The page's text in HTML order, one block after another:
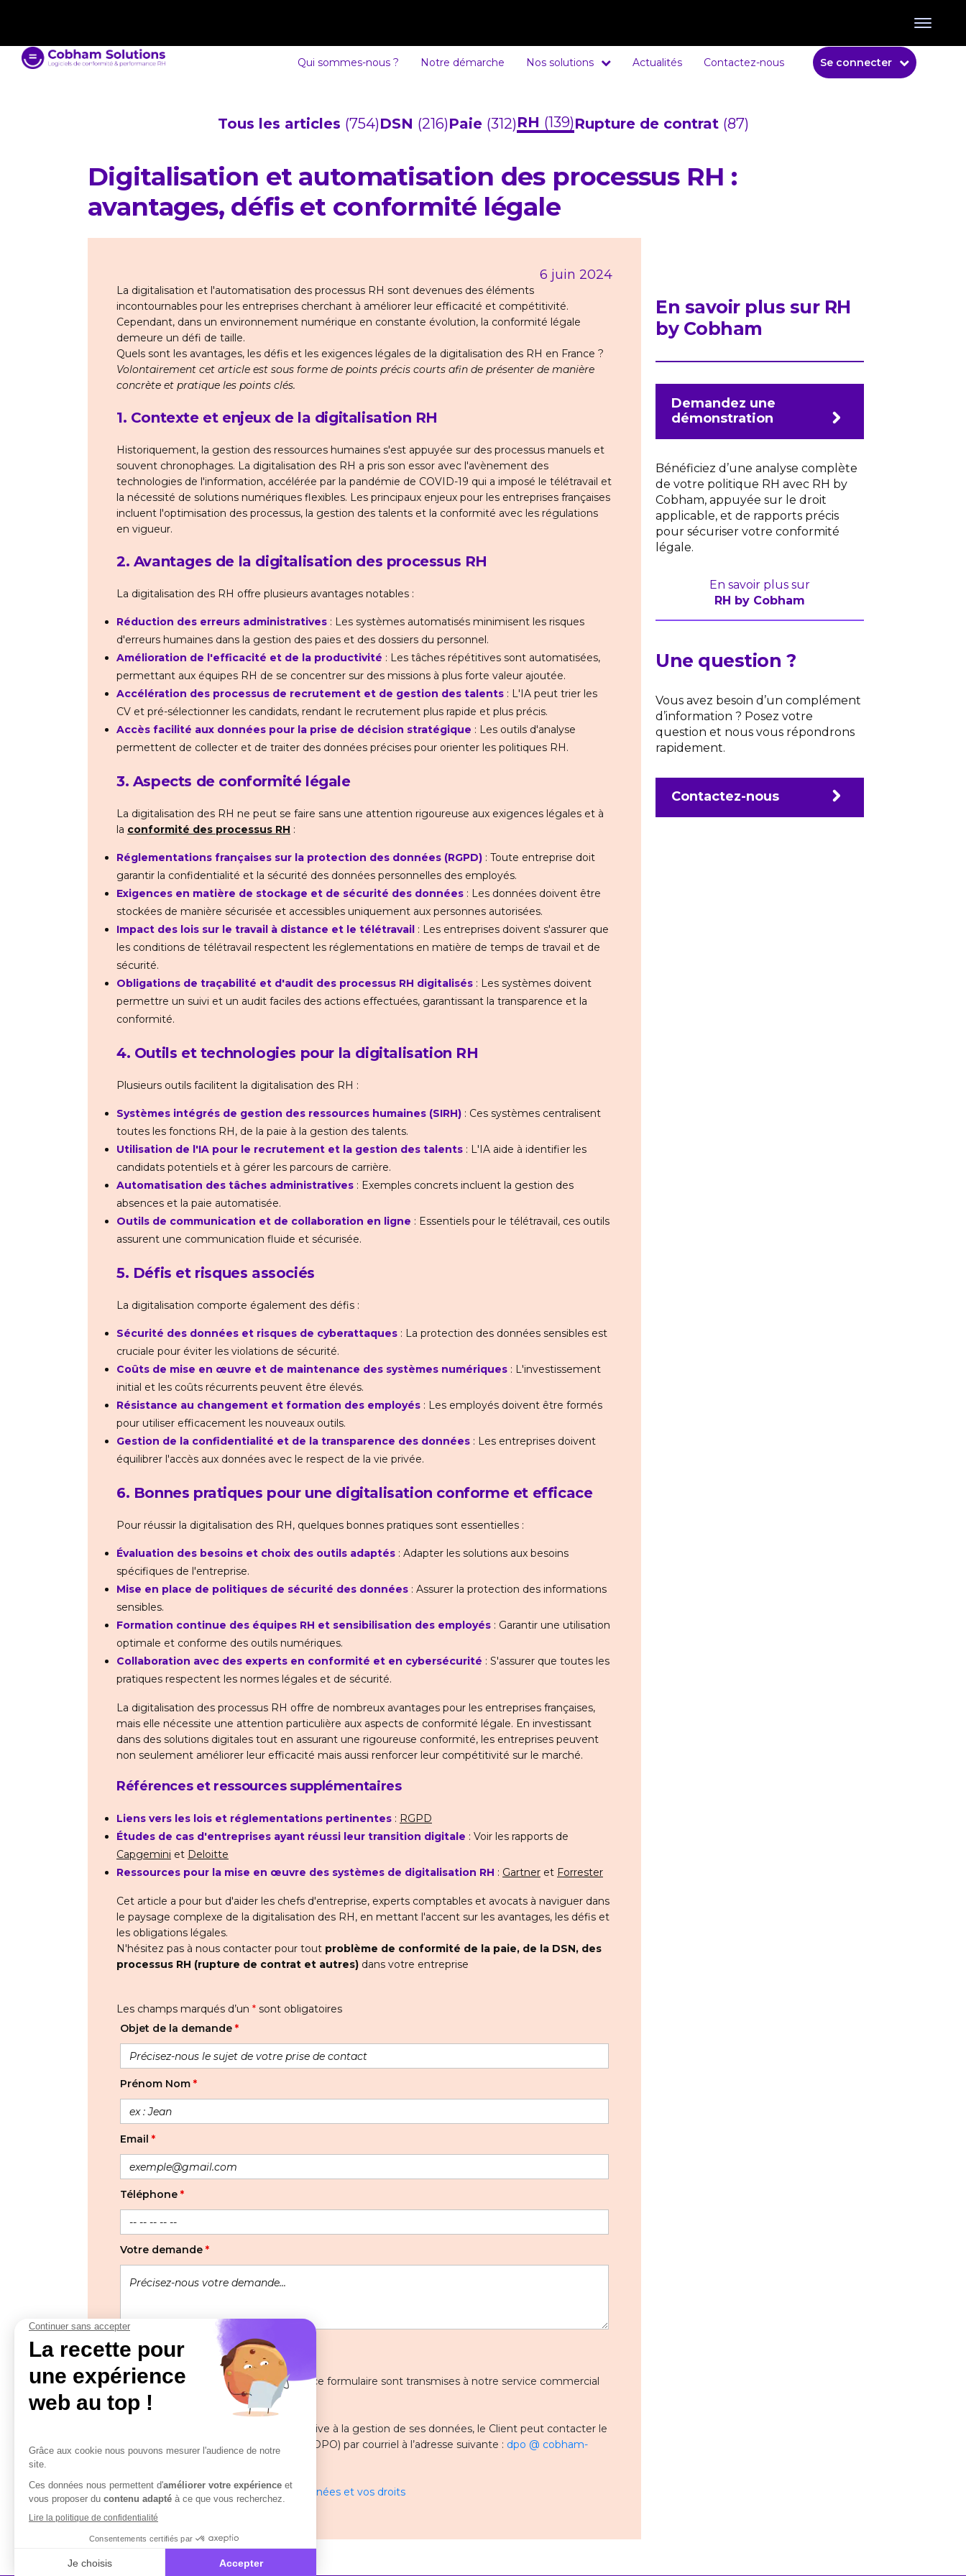
Qui sommes-nous ? Notre démarche Nos solutions Actualités Contactez-nous Se connecter
Tous les articles (754)DSN (216)Paie (312)RH (139)Rupture de contrat (87)
Digitalisation et automatisation des processus RH :
avantages, défis et conformité légale
6 juin 2024
La digitalisation et l'automatisation des processus RH sont devenues des éléments
incontournables pour les entreprises cherchant à améliorer leur efficacité et compétitivité.
Cependant, dans un environnement numérique en constante évolution, la conformité légale
demeure un défi de taille.
Quels sont les avantages, les défis et les exigences légales de la digitalisation des RH en France ?
Volontairement cet article est sous forme de points précis courts afin de présenter de manière
concrète et pratique les points clés.
1. Contexte et enjeux de la digitalisation RH
Historiquement, la gestion des ressources humaines s'est appuyée sur des processus manuels et
souvent chronophages. La digitalisation des RH a pris son essor avec l'avènement des
technologies de l'information, accélérée par la pandémie de COVID-19 qui a imposé le télétravail et
la nécessité de solutions numériques flexibles. Les principaux enjeux pour les entreprises françaises
incluent l'optimisation des processus, la gestion des talents et la conformité avec les régulations
en vigueur.
2. Avantages de la digitalisation des processus RH
La digitalisation des RH offre plusieurs avantages notables :
Réduction des erreurs administratives : Les systèmes automatisés minimisent les risques
d'erreurs humaines dans la gestion des paies et des dossiers du personnel.
Amélioration de l'efficacité et de la productivité : Les tâches répétitives sont automatisées,
permettant aux équipes RH de se concentrer sur des missions à plus forte valeur ajoutée.
Accélération des processus de recrutement et de gestion des talents : L'IA peut trier les
CV et pré-sélectionner les candidats, rendant le recrutement plus rapide et plus précis.
Accès facilité aux données pour la prise de décision stratégique : Les outils d'analyse
permettent de collecter et de traiter des données précises pour orienter les politiques RH.
3. Aspects de conformité légale
La digitalisation des RH ne peut se faire sans une attention rigoureuse aux exigences légales et à
la conformité des processus RH :
Réglementations françaises sur la protection des données (RGPD) : Toute entreprise doit
garantir la confidentialité et la sécurité des données personnelles des employés.
Exigences en matière de stockage et de sécurité des données : Les données doivent être
stockées de manière sécurisée et accessibles uniquement aux personnes autorisées.
Impact des lois sur le travail à distance et le télétravail : Les entreprises doivent s'assurer que
les conditions de télétravail respectent les réglementations en matière de temps de travail et de
sécurité.
Obligations de traçabilité et d'audit des processus RH digitalisés : Les systèmes doivent
permettre un suivi et un audit faciles des actions effectuées, garantissant la transparence et la
conformité.
4. Outils et technologies pour la digitalisation RH
Plusieurs outils facilitent la digitalisation des RH :
Systèmes intégrés de gestion des ressources humaines (SIRH) : Ces systèmes centralisent
toutes les fonctions RH, de la paie à la gestion des talents.
Utilisation de l'IA pour le recrutement et la gestion des talents : L'IA aide à identifier les
candidats potentiels et à gérer les parcours de carrière.
Automatisation des tâches administratives : Exemples concrets incluent la gestion des
absences et la paie automatisée.
Outils de communication et de collaboration en ligne : Essentiels pour le télétravail, ces outils
assurent une communication fluide et sécurisée.
5. Défis et risques associés
La digitalisation comporte également des défis :
Sécurité des données et risques de cyberattaques : La protection des données sensibles est
cruciale pour éviter les violations de sécurité.
Coûts de mise en œuvre et de maintenance des systèmes numériques : L'investissement
initial et les coûts récurrents peuvent être élevés.
Résistance au changement et formation des employés : Les employés doivent être formés
pour utiliser efficacement les nouveaux outils.
Gestion de la confidentialité et de la transparence des données : Les entreprises doivent
équilibrer l'accès aux données avec le respect de la vie privée.
6. Bonnes pratiques pour une digitalisation conforme et efficace
Pour réussir la digitalisation des RH, quelques bonnes pratiques sont essentielles :
Évaluation des besoins et choix des outils adaptés : Adapter les solutions aux besoins
spécifiques de l'entreprise.
Mise en place de politiques de sécurité des données : Assurer la protection des informations
sensibles.
Formation continue des équipes RH et sensibilisation des employés : Garantir une utilisation
optimale et conforme des outils numériques.
Collaboration avec des experts en conformité et en cybersécurité : S'assurer que toutes les
pratiques respectent les normes légales et de sécurité.
La digitalisation des processus RH offre de nombreux avantages pour les entreprises françaises,
mais elle nécessite une attention particulière aux aspects de conformité légale. En investissant
dans des solutions digitales tout en assurant une rigoureuse conformité, les entreprises peuvent
non seulement améliorer leur efficacité mais aussi renforcer leur compétitivité sur le marché.
Références et ressources supplémentaires
Liens vers les lois et réglementations pertinentes : RGPD
Études de cas d'entreprises ayant réussi leur transition digitale : Voir les rapports de
Capgemini et Deloitte
Ressources pour la mise en œuvre des systèmes de digitalisation RH : Gartner et Forrester
Cet article a pour but d'aider les chefs d'entreprise, experts comptables et avocats à naviguer dans
le paysage complexe de la digitalisation des RH, en mettant l'accent sur les avantages, les défis et
les obligations légales.
N'hésitez pas à nous contacter pour tout problème de conformité de la paie, de la DSN, des
processus RH (rupture de contrat et autres) dans votre entreprise
Les champs marqués d’un * sont obligatoires
Objet de la demande *
Prénom Nom *
Email *
Téléphone *
Votre demande *
Les informations recueillies à partir de ce formulaire sont transmises à notre service commercial
pour gérer votre demande.
Pour toute question ou remarque relative à la gestion de ses données, le Client peut contacter le
Délégué à la protection des données (DPO) par courriel à l’adresse suivante : dpo @ cobham-
solutions.com
En savoir plus sur la gestion de vos données et vos droits
En savoir plus sur RH
by Cobham
Demandez une
démonstration
Bénéficiez d’une analyse complète
de votre politique RH avec RH by
Cobham, appuyée sur le droit
applicable, et de rapports précis
pour sécuriser votre conformité
légale.
En savoir plus sur
RH by Cobham
Une question ?
Vous avez besoin d’un complément
d’information ? Posez votre
question et nous vous répondrons
rapidement.
Contactez-nous